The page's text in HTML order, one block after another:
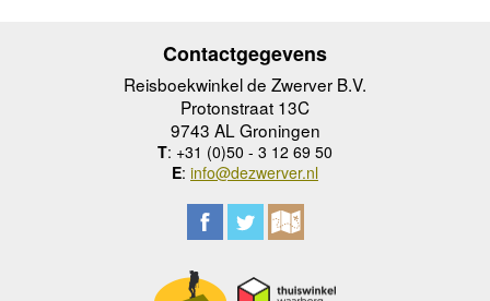
Contactgegevens
Reisboekwinkel de Zwerver B.V.
Protonstraat 13C
9743 AL Groningen
T: +31 (0)50 - 3 12 69 50
E: info@dezwerver.nl